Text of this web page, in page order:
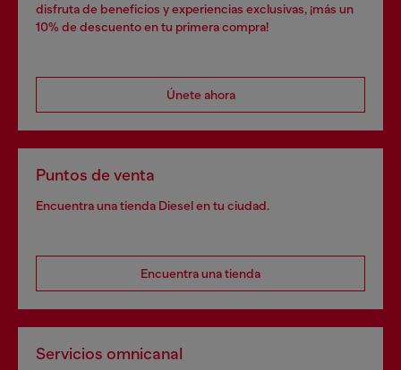
disfruta de beneficios y experiencias exclusivas, ¡más un
10% de descuento en tu primera compra!
Únete ahora
Puntos de venta
Encuentra una tienda Diesel en tu ciudad.
Encuentra una tienda
Servicios omnicanal